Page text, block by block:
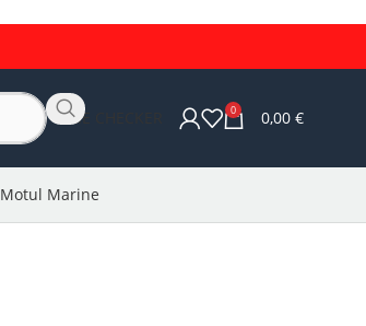
OLIE CHECKER 0 0,00 €
Motul Marine